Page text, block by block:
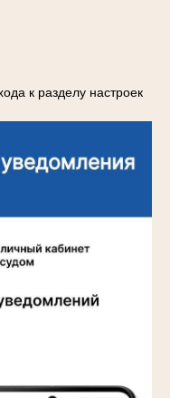
к разделу настроек